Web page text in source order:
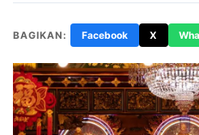
BAGIKAN: Facebook X